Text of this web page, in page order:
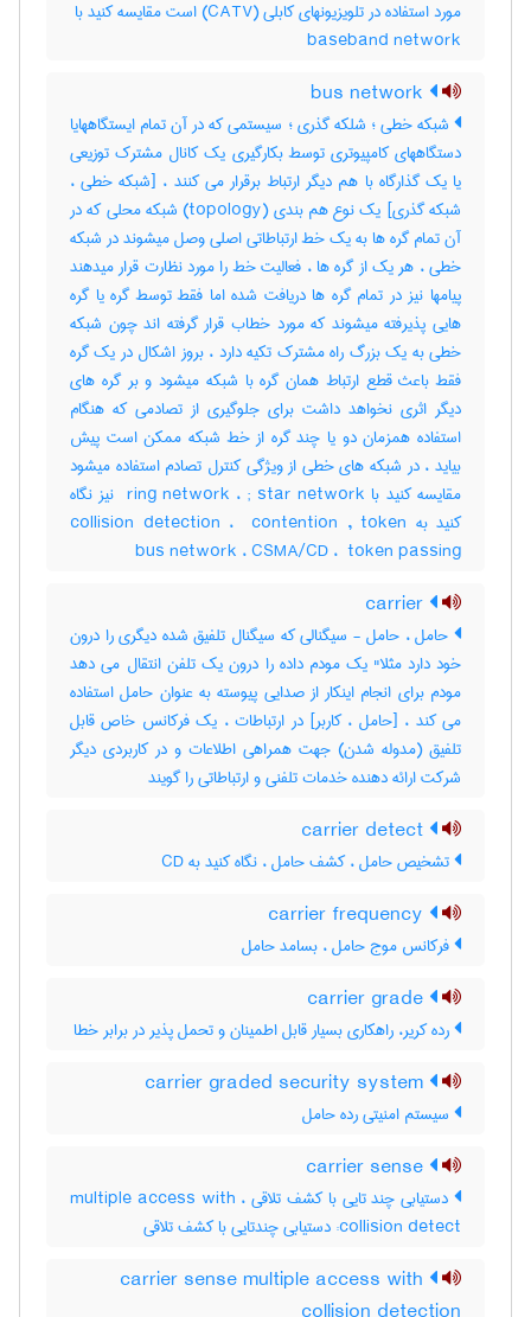
baseband network
شبکه خطی ؛ شلکه گذری ؛ سیستمی که در آن تمام ایستگاههایا
دستگاههای کامپیوتری توسط بکارگیری یک کانال مشترک توزیعی
یا یک گذارگاه با هم دیگر ارتباط برقرار می کنند ، [شبکه خطی ،
شبکه گذری] یک نوع هم بندی (‎topology) شبکه محلی که در
آن تمام گره ها به یک خط ارتباطاتی اصلی وصل میشوند در شبکه
خطی ، هر یک از گره ها ، فعالیت خط را مورد نظارت قرار میدهند
پیامها نیز در تمام گره ها دریافت شده اما فقط توسط گره یا گره
هایی پذیرفته میشوند که مورد خطاب قرار گرفته اند چون شبکه
خطی به یک بزرگ راه مشترک تکیه دارد ، بروز اشکال در یک گره
فقط باعث قطع ارتباط همان گره با شبکه میشود و بر گره های
دیگر اثری نخواهد داشت برای جلوگیری از تصادمی که هنگام
استفاده همزمان دو یا چند گره از خط شبکه ممکن است پیش
بیاید ، در شبکه های خطی از ویژگی کنترل تصادم استفاده میشود
مقایسه کنید با ‎ ring network ، ‎; star network نیز نگاه
کنید به ‎collision detection ، ‎ contention , token
bus network ، ‎CSMA/CD ، ‎ token passing
حامل ، حامل - سیگنالی که سیگنال تلفیق شده دیگری را درون
خود دارد مثلا" یک مودم داده را درون یک تلفن انتقال می دهد
مودم برای انجام اینکار از صدایی پیوسته به عنوان حامل استفاده
می کند ، [حامل ، کاربر] در ارتباطات ، یک فرکانس خاص قابل
تلفیق (مدوله شدن) جهت همراهی اطلاعات و در کاربردی دیگر
شرکت ارائه دهنده خدمات تلفنی و ارتباطاتی را گویند
تشخیص حامل ، کشف حامل ، نگاه کنید به ‎ CD
فرکانس موج حامل ، بسامد حامل
رده کریر، راهکاری بسیار قابل اطمینان و تحمل پذیر در برابر خطا
سیستم امنیتی رده حامل
دستیابی چند تایی با کشف تلاقی ، ‎multiple access with
collision detect: دستیابی چندتایی با کشف تلاقی
carrier sense multiple access with